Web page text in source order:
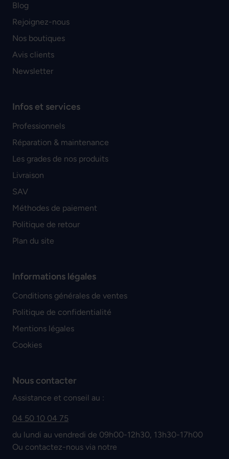
Blog
Rejoignez-nous
Nos boutiques
Avis clients
Newsletter
Infos et services
Professionnels
Réparation & maintenance
Les grades de nos produits
Livraison
SAV
Méthodes de paiement
Politique de retour
Plan du site
Informations légales
Conditions générales de ventes
Politique de confidentialité
Mentions légales
Cookies
Nous contacter
Assistance et conseil au :
04 50 10 04 75
du lundi au vendredi de 09h00-12h30, 13h30-17h00
Ou contactez-nous via notre